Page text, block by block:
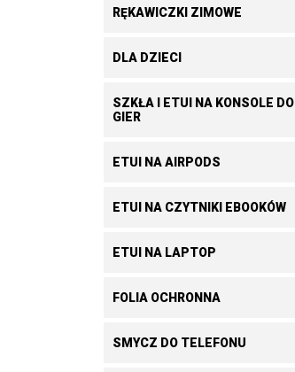
RĘKAWICZKI ZIMOWE
DLA DZIECI
SZKŁA I ETUI NA KONSOLE DO
GIER
ETUI NA AIRPODS
ETUI NA CZYTNIKI EBOOKÓW
ETUI NA LAPTOP
FOLIA OCHRONNA
SMYCZ DO TELEFONU